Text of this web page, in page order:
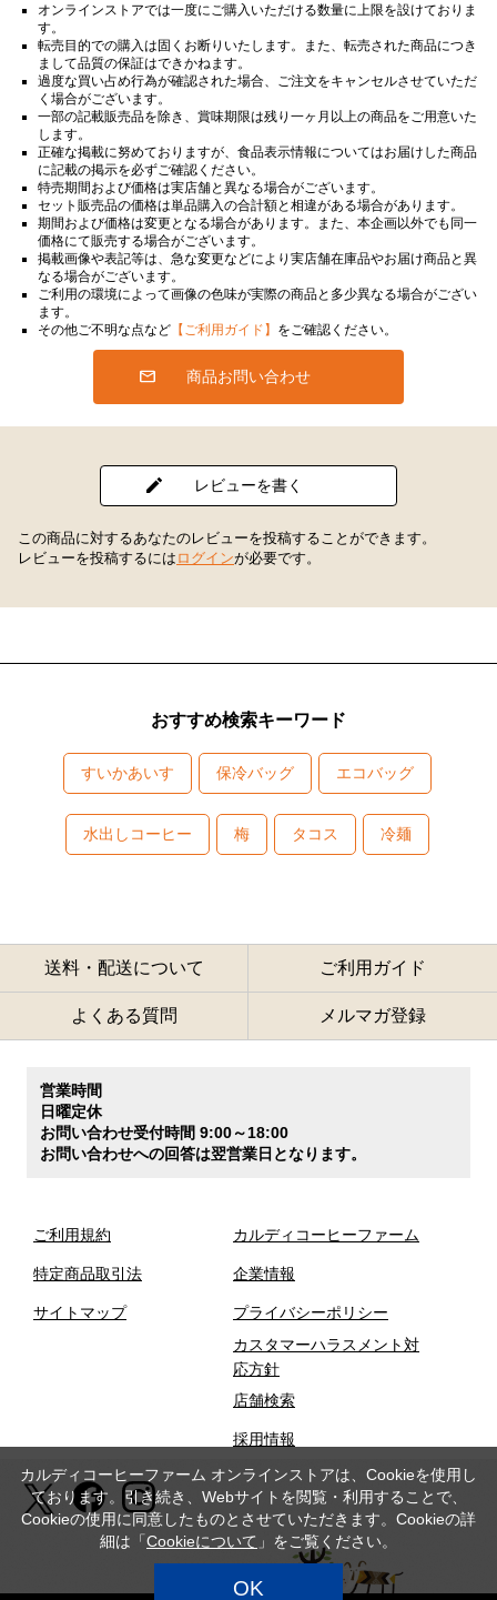
オンラインストアでは一度にご購入いただける数量に上限を設けておりま
す。
転売目的での購入は固くお断りいたします。また、転売された商品につき
まして品質の保証はできかねます。
過度な買い占め行為が確認された場合、ご注文をキャンセルさせていただ
く場合がございます。
一部の記載販売品を除き、賞味期限は残り一ヶ月以上の商品をご用意いた
します。
正確な掲載に努めておりますが、食品表示情報についてはお届けした商品
に記載の掲示を必ずご確認ください。
特売期間および価格は実店舗と異なる場合がございます。
セット販売品の価格は単品購入の合計額と相違がある場合があります。
期間および価格は変更となる場合があります。また、本企画以外でも同一
価格にて販売する場合がございます。
掲載画像や表記等は、急な変更などにより実店舗在庫品やお届け商品と異
なる場合がございます。
ご利用の環境によって画像の色味が実際の商品と多少異なる場合がござい
ます。
その他ご不明な点など 【ご利用ガイド】 をご確認ください。
商品お問い合わせ
レビューを書く
この商品に対するあなたのレビューを投稿することができます。
レビューを投稿するには ログインが必要です。
おすすめ検索キーワード
すいかあいす 保冷バッグ エコバッグ
水出しコーヒー 梅 タコス 冷麺
送料・配送について ご利用ガイド
よくある質問 メルマガ登録
営業時間
日曜定休
お問い合わせ受付時間 9:00～18:00
お問い合わせへの回答は翌営業日となります。
ご利用規約
特定商品取引法
サイトマップ
カルディコーヒーファーム
企業情報
プライバシーポリシー
カスタマーハラスメント対
応方針
店舗検索
採用情報
カルディコーヒーファーム オンラインストアは、Cookieを使用し
ております。引き続き、Webサイトを閲覧・利用することで、
Cookieの使用に同意したものとさせていただきます。Cookieの詳
細は「Cookieについて 」をご覧ください。
OK